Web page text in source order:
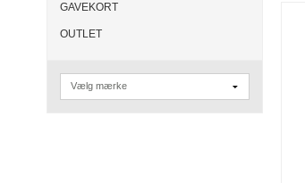
GAVEKORT
OUTLET